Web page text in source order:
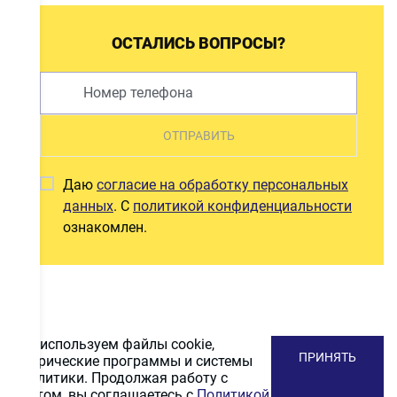
ОСТАЛИСЬ ВОПРОСЫ?
ОТПРАВИТЬ
Даю согласие на обработку персональных
данных. С политикой конфиденциальности
ознакомлен.
Мы используем файлы cookie,
метрические программы и системы
аналитики. Продолжая работу с
ПРИНЯТЬ